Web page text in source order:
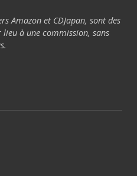
Amazon et CDJapan, sont des
à une commission, sans